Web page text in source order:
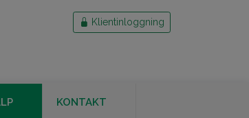
Klientinloggning
KONTAKT